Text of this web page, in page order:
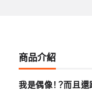
商品介紹
我是偶像！？而且